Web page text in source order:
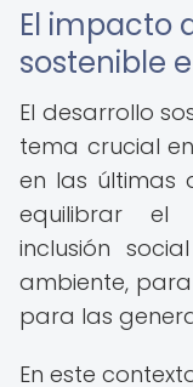
El impacto
sostenible
El desarrollo
tema crucial
en las últimas
equilibrar el
inclusión
ambiente,
para las
En este